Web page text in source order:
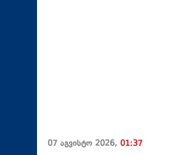
07 აგვისტო 2026, 01:37